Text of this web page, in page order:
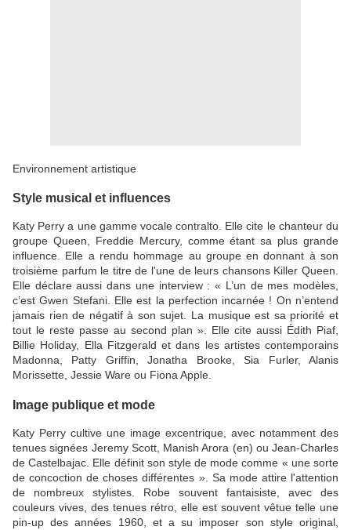
Environnement artistique
Style musical et influences
Katy Perry a une gamme vocale contralto. Elle cite le chanteur du
groupe Queen, Freddie Mercury, comme étant sa plus grande
influence. Elle a rendu hommage au groupe en donnant à son
troisième parfum le titre de l'une de leurs chansons Killer Queen.
Elle déclare aussi dans une interview : « L’un de mes modèles,
c’est Gwen Stefani. Elle est la perfection incarnée ! On n’entend
jamais rien de négatif à son sujet. La musique est sa priorité et
tout le reste passe au second plan ». Elle cite aussi Édith Piaf,
Billie Holiday, Ella Fitzgerald et dans les artistes contemporains
Madonna, Patty Griffin, Jonatha Brooke, Sia Furler, Alanis
Morissette, Jessie Ware ou Fiona Apple.
Image publique et mode
Katy Perry cultive une image excentrique, avec notamment des
tenues signées Jeremy Scott, Manish Arora (en) ou Jean-Charles
de Castelbajac. Elle définit son style de mode comme « une sorte
de concoction de choses différentes ». Sa mode attire l'attention
de nombreux stylistes. Robe souvent fantaisiste, avec des
couleurs vives, des tenues rétro, elle est souvent vêtue telle une
pin-up des années 1960, et a su imposer son style original,